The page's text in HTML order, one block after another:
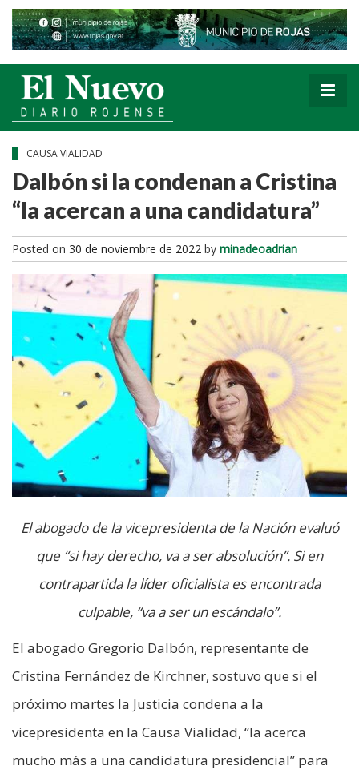
CAUSA VIALIDAD
Dalbón si la condenan a Cristina
“la acercan a una candidatura”
Posted on 30 de noviembre de 2022 by minadeoadrian
El abogado de la vicepresidenta de la Nación evaluó
que “si hay derecho, va a ser absolución”. Si en
contrapartida la líder oficialista es encontrada
culpable, “va a ser un escándalo”.
El abogado Gregorio Dalbón, representante de
Cristina Fernández de Kirchner, sostuvo que si el
próximo martes la Justicia condena a la
vicepresidenta en la Causa Vialidad, “la acerca
mucho más a una candidatura presidencial” para